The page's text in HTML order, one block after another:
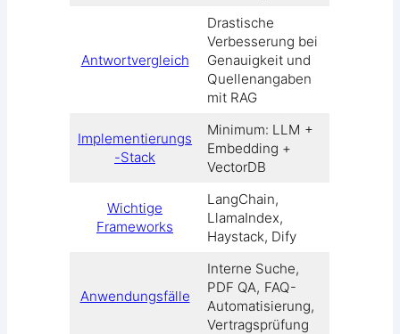
Antwortvergleich
Drastische
Verbesserung bei
Genauigkeit und
Quellenangaben
mit RAG
Implementierungs
-Stack
Minimum: LLM +
Embedding +
VectorDB
Wichtige
Frameworks
LangChain,
LlamaIndex,
Haystack, Dify
Anwendungsfälle
Interne Suche,
PDF QA, FAQ-
Automatisierung,
Vertragsprüfung